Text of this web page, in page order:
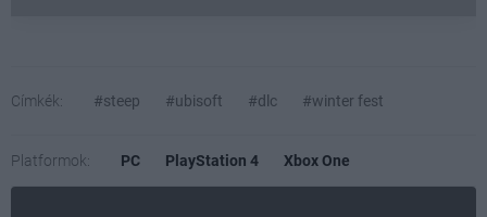
Címkék: #steep #ubisoft #dlc #winter fest
Platformok: PC PlayStation 4 Xbox One